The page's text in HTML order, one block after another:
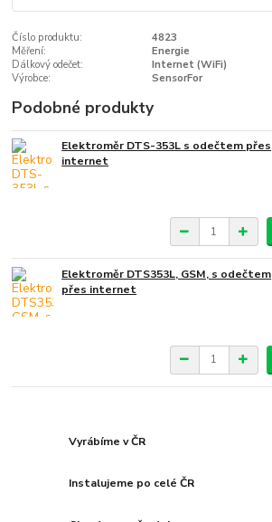
Číslo produktu:
4823
Měření:
Energie
Dálkový odečet:
Internet (WiFi)
Výrobce:
SensorFor
Podobné produkty
Elektroměr DTS-353L s odečtem přes
internet
Elektroměr DTS353L, GSM, s odečtem
přes internet
Vyrábíme v ČR
Instalujeme po celé ČR